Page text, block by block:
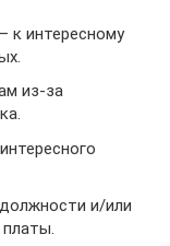
к интересному
из-за
и/или